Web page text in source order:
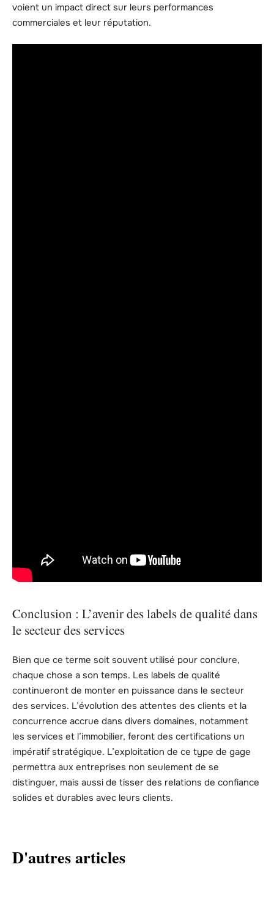
voient un impact direct sur leurs performances
commerciales et leur réputation.
Conclusion : L’avenir des labels de qualité dans
le secteur des services
Bien que ce terme soit souvent utilisé pour conclure,
chaque chose a son temps. Les labels de qualité
continueront de monter en puissance dans le secteur
des services. L’évolution des attentes des clients et la
concurrence accrue dans divers domaines, notamment
les services et l’immobilier, feront des certifications un
impératif stratégique. L’exploitation de ce type de gage
permettra aux entreprises non seulement de se
distinguer, mais aussi de tisser des relations de confiance
solides et durables avec leurs clients.
D'autres articles